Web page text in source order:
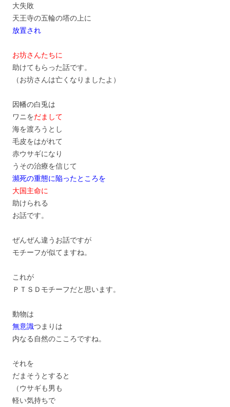
大失敗
天王寺の五輪の塔の上に
放置され
お坊さんたちに
助けてもらった話です。
（お坊さんは亡くなりましたよ）
因幡の白兎は
ワニをだまして
海を渡ろうとし
毛皮をはがれて
赤ウサギになり
うその治療を信じて
瀕死の重態に陥ったところを
大国主命に
助けられる
お話です。
ぜんぜん違うお話ですが
モチーフが似てますね。
これが
ＰＴＳＤモチーフだと思います。
動物は
無意識つまりは
内なる自然のこころですね。
それを
だまそうとすると
（ウサギも男も
軽い気持ちで